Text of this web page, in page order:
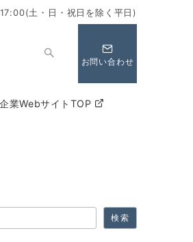
土・日・祝日を除く平日)
お問い合わせ
企業WebサイトTOP
検索